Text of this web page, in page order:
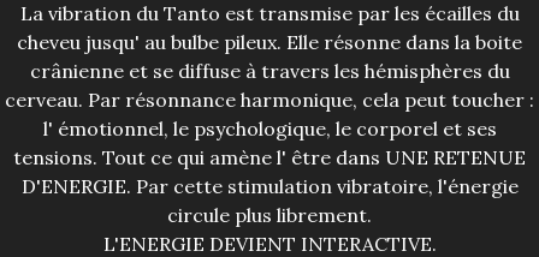
La vibration du Tanto est transmise par les écailles du
cheveu jusqu' au bulbe pileux. Elle résonne dans la boite
crânienne et se diffuse à travers les hémisphères du
cerveau. Par résonnance harmonique, cela peut toucher :
l' émotionnel, le psychologique, le corporel et ses
tensions. Tout ce qui amène l' être dans UNE RETENUE
D'ENERGIE. Par cette stimulation vibratoire, l'énergie
circule plus librement.
L'ENERGIE DEVIENT INTERACTIVE.